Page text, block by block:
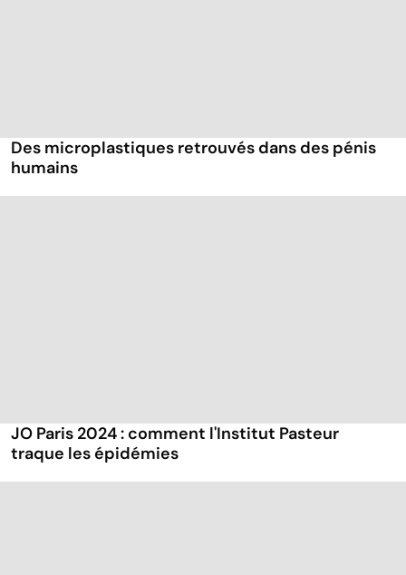
Des microplastiques retrouvés dans des pénis
humains
JO Paris 2024 : comment l'Institut Pasteur
traque les épidémies